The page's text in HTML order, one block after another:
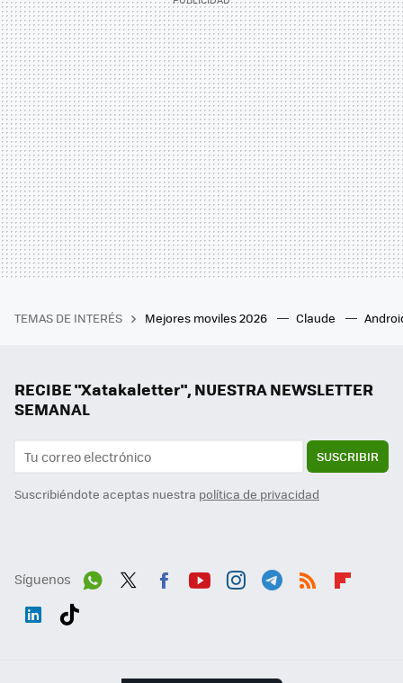
TEMAS DE INTERÉS Mejores moviles 2026 Claude
RECIBE "Xatakaletter", NUESTRA NEWSLETTER
SEMANAL
SUSCRIBIR
Suscribiéndote aceptas nuestra política de privacidad
Síguenos